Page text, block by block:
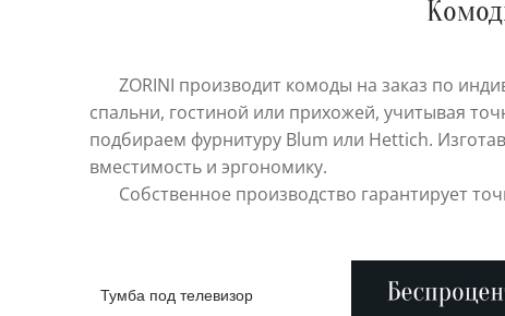
массива
ZORINI производит комоды на заказ по
спальни, гостиной или прихожей, учитывая
подбираем фурнитуру Blum или Hettich.
вместимость и эргономику.
Собственное производство гарантирует
Тумба под телевизор